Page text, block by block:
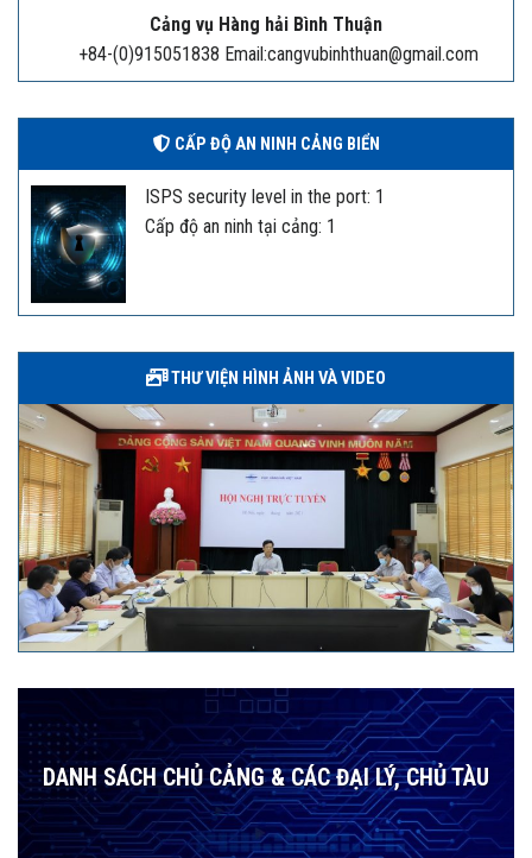
Cảng vụ Hàng hải Bình Thuận
+84-(0)915051838 Email:cangvubinhthuan@gmail.com
CẤP ĐỘ AN NINH CẢNG BIỂN
ISPS security level in the port: 1
Cấp độ an ninh tại cảng: 1
THƯ VIỆN HÌNH ẢNH VÀ VIDEO
DANH SÁCH CHỦ CẢNG & CÁC ĐẠI LÝ, CHỦ TÀU